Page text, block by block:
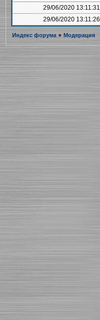
29/06/2020 13:11:31
29/06/2020 13:11:26
Индекс форума » Модерация